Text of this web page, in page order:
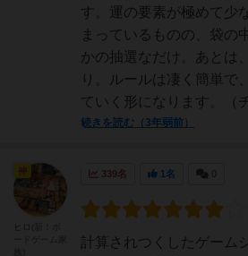
す。運の要素が極めて少
まっているものの、袋の
かの抽選なだけ。あとは
り。ルールは凄く簡単で
ていく形になります。（
続きを読む（3年弱前）
339名 1名
計算されつくしたゲーム